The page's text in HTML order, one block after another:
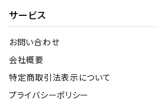
サービス
お問い合わせ
会社概要
特定商取引法表示について
プライバシーポリシー